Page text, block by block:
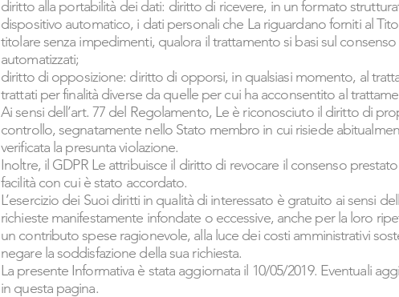
diritto alla portabilità dei dati: diritto di ricevere, in un formato
dispositivo automatico, i dati personali che La riguardano forniti al
titolare senza impedimenti, qualora il trattamento si basi sul
automatizzati;
diritto di opposizione: diritto di opporsi, in qualsiasi momento, al
trattati per finalità diverse da quelle per cui ha acconsentito al
Ai sensi dell’art. 77 del Regolamento, Le è riconosciuto il diritto di
controllo, segnatamente nello Stato membro in cui risiede
verificata la presunta violazione.
Inoltre, il GDPR Le attribuisce il diritto di revocare il consenso
facilità con cui è stato accordato.
L’esercizio dei Suoi diritti in qualità di interessato è gratuito ai sensi
richieste manifestamente infondate o eccessive, anche per la loro
un contributo spese ragionevole, alla luce dei costi amministrativi
negare la soddisfazione della sua richiesta.
La presente Informativa è stata aggiornata il 10/05/2019. Eventuali
in questa pagina.